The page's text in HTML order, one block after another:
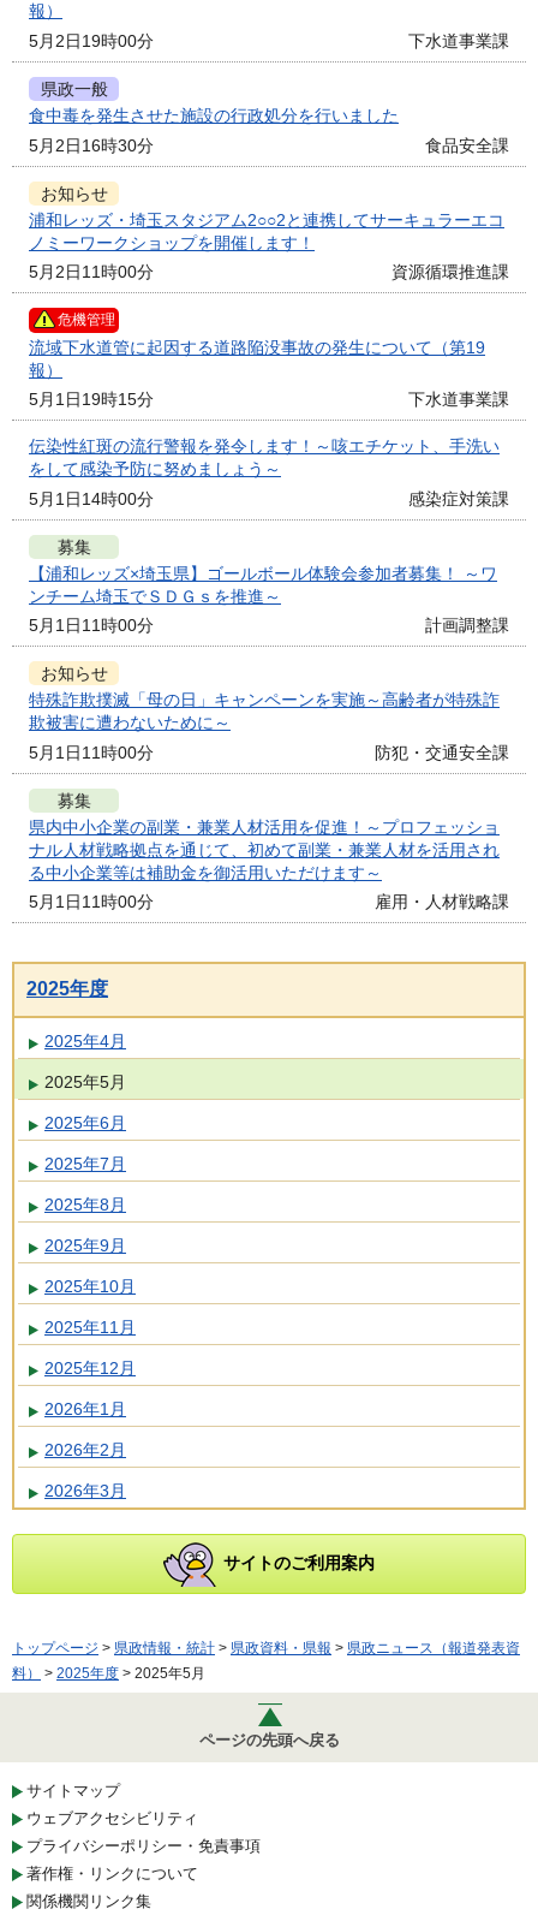
報）
5月2日19時00分
下水道事業課
県政一般
食中毒を発生させた施設の行政処分を行いました
5月2日16時30分
食品安全課
お知らせ
浦和レッズ・埼玉スタジアム2○○2と連携してサーキュラーエコ
ノミーワークショップを開催します！
5月2日11時00分
資源循環推進課
危機管理
流域下水道管に起因する道路陥没事故の発生について（第19
報）
5月1日19時15分
下水道事業課
伝染性紅斑の流行警報を発令します！～咳エチケット、手洗い
をして感染予防に努めましょう～
5月1日14時00分
感染症対策課
募集
【浦和レッズ×埼玉県】ゴールボール体験会参加者募集！ ～ワ
ンチーム埼玉でＳＤＧｓを推進～
5月1日11時00分
計画調整課
お知らせ
特殊詐欺撲滅「母の日」キャンペーンを実施～高齢者が特殊詐
欺被害に遭わないために～
5月1日11時00分
防犯・交通安全課
募集
県内中小企業の副業・兼業人材活用を促進！～プロフェッショ
ナル人材戦略拠点を通じて、初めて副業・兼業人材を活用され
る中小企業等は補助金を御活用いただけます～
5月1日11時00分
雇用・人材戦略課
2025年度
2025年4月
2025年5月
2025年6月
2025年7月
2025年8月
2025年9月
2025年10月
2025年11月
2025年12月
2026年1月
2026年2月
2026年3月
サイトのご利用案内
トップページ > 県政情報・統計 > 県政資料・県報 > 県政ニュース（報道発表資
料）
> 2025年度 > 2025年5月
ページの先頭へ戻る
サイトマップ
ウェブアクセシビリティ
プライバシーポリシー・免責事項
著作権・リンクについて
関係機関リンク集